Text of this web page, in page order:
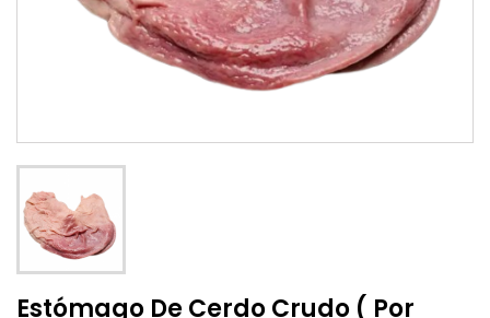
Estómago De Cerdo Crudo ( Por